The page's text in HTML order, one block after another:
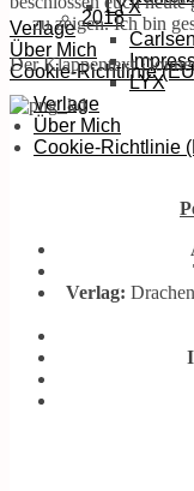
LYX
Verlage
Über Mich
Cookie-Richtlinie
2018
Carlsen
LYX
Verlage
Über Mich
Cookie-Richtlinie
zu zeigen. Ich bin
Der Klappentext
Verlag: